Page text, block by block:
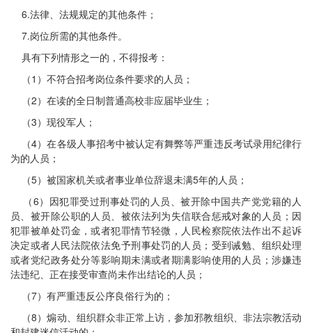
6.法律、法规规定的其他条件；
7.岗位所需的其他条件。
具有下列情形之一的，不得报考：
（1）不符合招考岗位条件要求的人员；
（2）在读的全日制普通高校非应届毕业生；
（3）现役军人；
（4）在各级人事招考中被认定有舞弊等严重违反考试录用纪律行
为的人员；
（5）被国家机关或者事业单位辞退未满5年的人员；
（6）因犯罪受过刑事处罚的人员、被开除中国共产党党籍的人
员、被开除公职的人员、被依法列为失信联合惩戒对象的人员；因
犯罪被单处罚金，或者犯罪情节轻微，人民检察院依法作出不起诉
决定或者人民法院依法免予刑事处罚的人员；受到诫勉、组织处理
或者党纪政务处分等影响期未满或者期满影响使用的人员；涉嫌违
法违纪、正在接受审查尚未作出结论的人员；
（7）有严重违反公序良俗行为的；
（8）煽动、组织群众非正常上访，参加邪教组织、非法宗教活动